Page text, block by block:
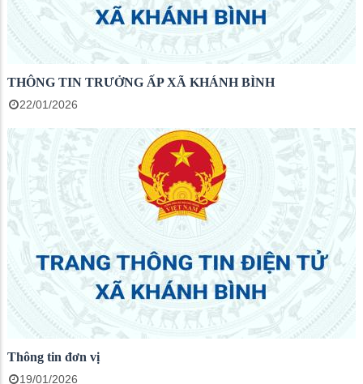
THÔNG TIN TRƯỞNG ẤP XÃ KHÁNH BÌNH
22/01/2026
Thông tin đơn vị
19/01/2026